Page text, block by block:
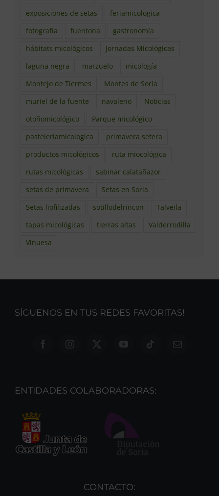
exposiciones de setas
feriamicologica
fotografía
fuentona
gastronomía
hábitats micológicos
Jornadas Micológicas
laguna negra
marzuelo
micología
Montejo de Tiermes
Montes de Soria
muriel de la fuente
navaleno
Noticias
otoñomicológico
Parque micológico
pasteleriamicologica
primavera setera
productos micológicos
ruta miocológica
rutas micológicas
sabinar calatañazor
setas de primavera
Setas en Soria
Setas liofilizadas
sotillodelrincon
Talveila
tapas micológicas
tierras altas
Valderrodilla
Vinuesa
SÍGUENOS EN TUS REDES FAVORITAS!
ENTIDADES COLABORADORAS:
CONTACTO: